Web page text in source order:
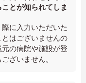
とが知られてしま
に入力いただいた
はございませんの
の病院や施設が登
ざいません。